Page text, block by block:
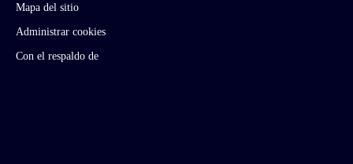
Mapa del sitio
Administrar cookies
Con el respaldo de